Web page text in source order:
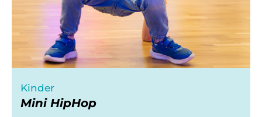
Kinder
Mini HipHop